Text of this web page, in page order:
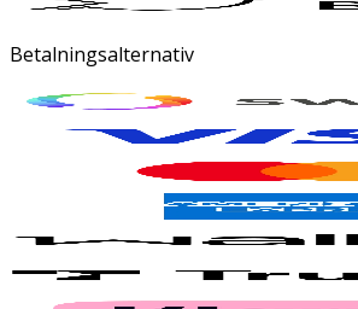
Betalningsalternativ